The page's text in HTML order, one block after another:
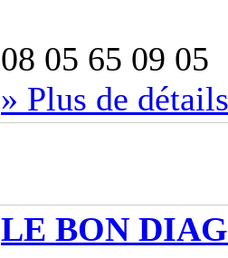
08 05 65 09 05
» Plus de détails
LE BON